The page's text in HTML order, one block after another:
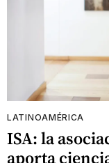
LATINOAMÉRICA
ISA: la
aporta